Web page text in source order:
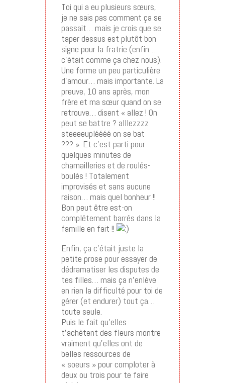
Toi qui a eu plusieurs sœurs,
je ne sais pas comment ça se
passait… mais je crois que se
taper dessus est plutôt bon
signe pour la fratrie (enfin…
c’était comme ça chez nous).
Une forme un peu particulière
d’amour… mais importante. La
preuve, 10 ans après, mon
frère et ma sœur quand on se
retrouve… disent « allez ! On
peut se battre ? alllezzzz
steeeeupléééé on se bat
??? ». Et c’est parti pour
quelques minutes de
chamailleries et de roulés-
boulés ! Totalement
improvisés et sans aucune
raison… mais quel bonheur !!
Bon peut être est-on
complétement barrés dans la
famille en fait !!
Enfin, ça c’était juste la
petite prose pour essayer de
dédramatiser les disputes de
tes filles… mais ça n’enlève
en rien la difficulté pour toi de
gérer (et endurer) tout ça…
toute seule.
Puis le fait qu’elles
t’achètent des fleurs montre
vraiment qu’elles ont de
belles ressources de
« soeurs » pour comploter à
deux ou trois pour te faire